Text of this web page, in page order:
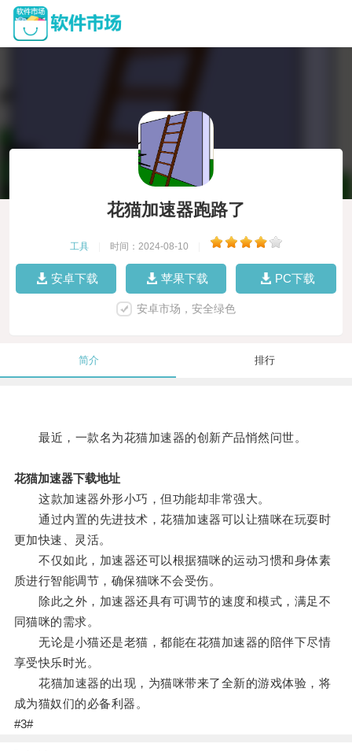
花猫加速器跑路了
工具 时间：2024-08-10
安卓下载 苹果下载 PC下载
安卓市场，安全绿色
简介 排行
最近，一款名为花猫加速器的创新产品悄然问世。
花猫加速器下载地址
这款加速器外形小巧，但功能却非常强大。
通过内置的先进技术，花猫加速器可以让猫咪在玩耍时
更加快速、灵活。
不仅如此，加速器还可以根据猫咪的运动习惯和身体素
质进行智能调节，确保猫咪不会受伤。
除此之外，加速器还具有可调节的速度和模式，满足不
同猫咪的需求。
无论是小猫还是老猫，都能在花猫加速器的陪伴下尽情
享受快乐时光。
花猫加速器的出现，为猫咪带来了全新的游戏体验，将
成为猫奴们的必备利器。
#3#